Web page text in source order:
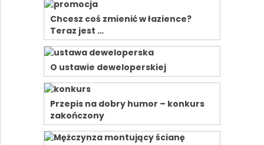
Chcesz coś zmienić w łazience?
Teraz jest …
O ustawie deweloperskiej
Przepis na dobry humor – konkurs
zakończony